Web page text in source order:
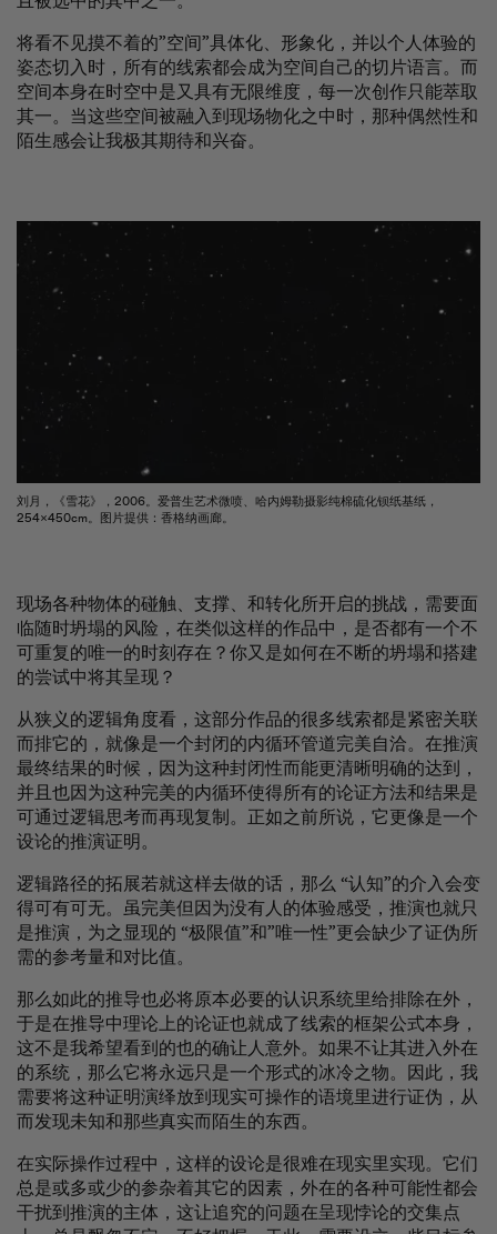
将看不见摸不着的”空间”具体化、形象化，并以个人体验的
姿态切入时，所有的线索都会成为空间自己的切片语言。而
空间本身在时空中是又具有无限维度，每一次创作只能萃取
其一。当这些空间被融入到现场物化之中时，那种偶然性和
陌生感会让我极其期待和兴奋。
刘月，《雪花》，2006。爱普生艺术微喷、哈内姆勒摄影纯棉硫化钡纸基纸，
254×450cm。图片提供：香格纳画廊。
现场各种物体的碰触、支撑、和转化所开启的挑战，需要面
临随时坍塌的风险，在类似这样的作品中，是否都有一个不
可重复的唯一的时刻存在？你又是如何在不断的坍塌和搭建
的尝试中将其呈现？
从狭义的逻辑角度看，这部分作品的很多线索都是紧密关联
而排它的，就像是一个封闭的内循环管道完美自洽。在推演
最终结果的时候，因为这种封闭性而能更清晰明确的达到，
并且也因为这种完美的内循环使得所有的论证方法和结果是
可通过逻辑思考而再现复制。正如之前所说，它更像是一个
设论的推演证明。
逻辑路径的拓展若就这样去做的话，那么 “认知”的介入会变
得可有可无。虽完美但因为没有人的体验感受，推演也就只
是推演，为之显现的 “极限值”和”唯一性”更会缺少了证伪所
需的参考量和对比值。
那么如此的推导也必将原本必要的认识系统里给排除在外，
于是在推导中理论上的论证也就成了线索的框架公式本身，
这不是我希望看到的也的确让人意外。如果不让其进入外在
的系统，那么它将永远只是一个形式的冰冷之物。因此，我
需要将这种证明演绎放到现实可操作的语境里进行证伪，从
而发现未知和那些真实而陌生的东西。
在实际操作过程中，这样的设论是很难在现实里实现。它们
总是或多或少的参杂着其它的因素，外在的各种可能性都会
干扰到推演的主体，这让追究的问题在呈现悖论的交集点